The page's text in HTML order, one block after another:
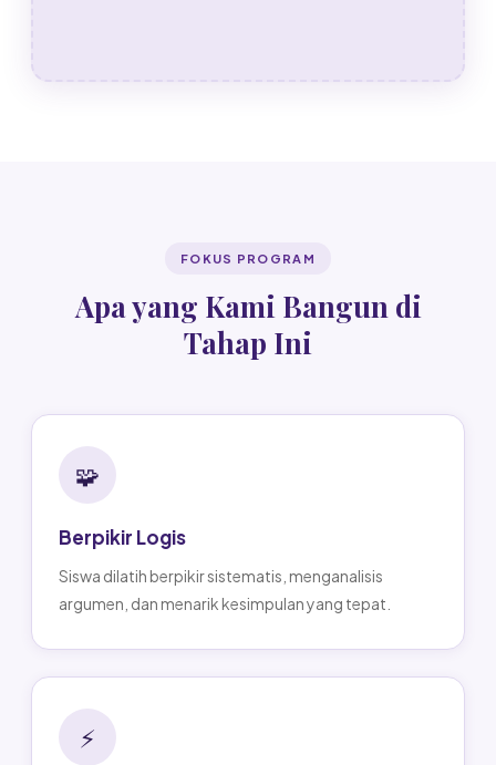
FOKUS PROGRAM
Apa yang Kami Bangun di
Tahap Ini
🧩
Berpikir Logis
Siswa dilatih berpikir sistematis, menganalisis
argumen, dan menarik kesimpulan yang tepat.
⚡